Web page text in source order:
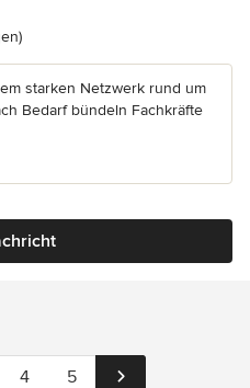
von 5 Sternen
starken Netzwerk rund um
Bedarf bündeln Fachkräfte
4 5